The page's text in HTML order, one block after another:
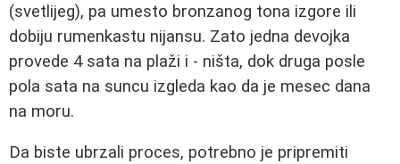
(svetlijeg), pa umesto bronzanog tona izgore ili
dobiju rumenkastu nijansu. Zato jedna devojka
provede 4 sata na plaži i - ništa, dok druga posle
pola sata na suncu izgleda kao da je mesec dana
na moru.
Da biste ubrzali proces, potrebno je pripremiti